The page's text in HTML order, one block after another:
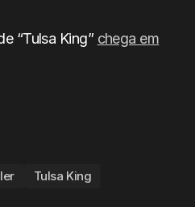
“Tulsa King” chega em
Tulsa King